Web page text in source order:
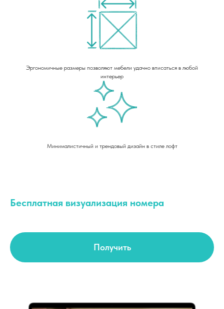
Эргономичные размеры позволяют мебели удачно вписаться в любой
интерьер
Минималистичный и трендовый дизайн в стиле лофт
Бесплатная визуализация номера
Получить